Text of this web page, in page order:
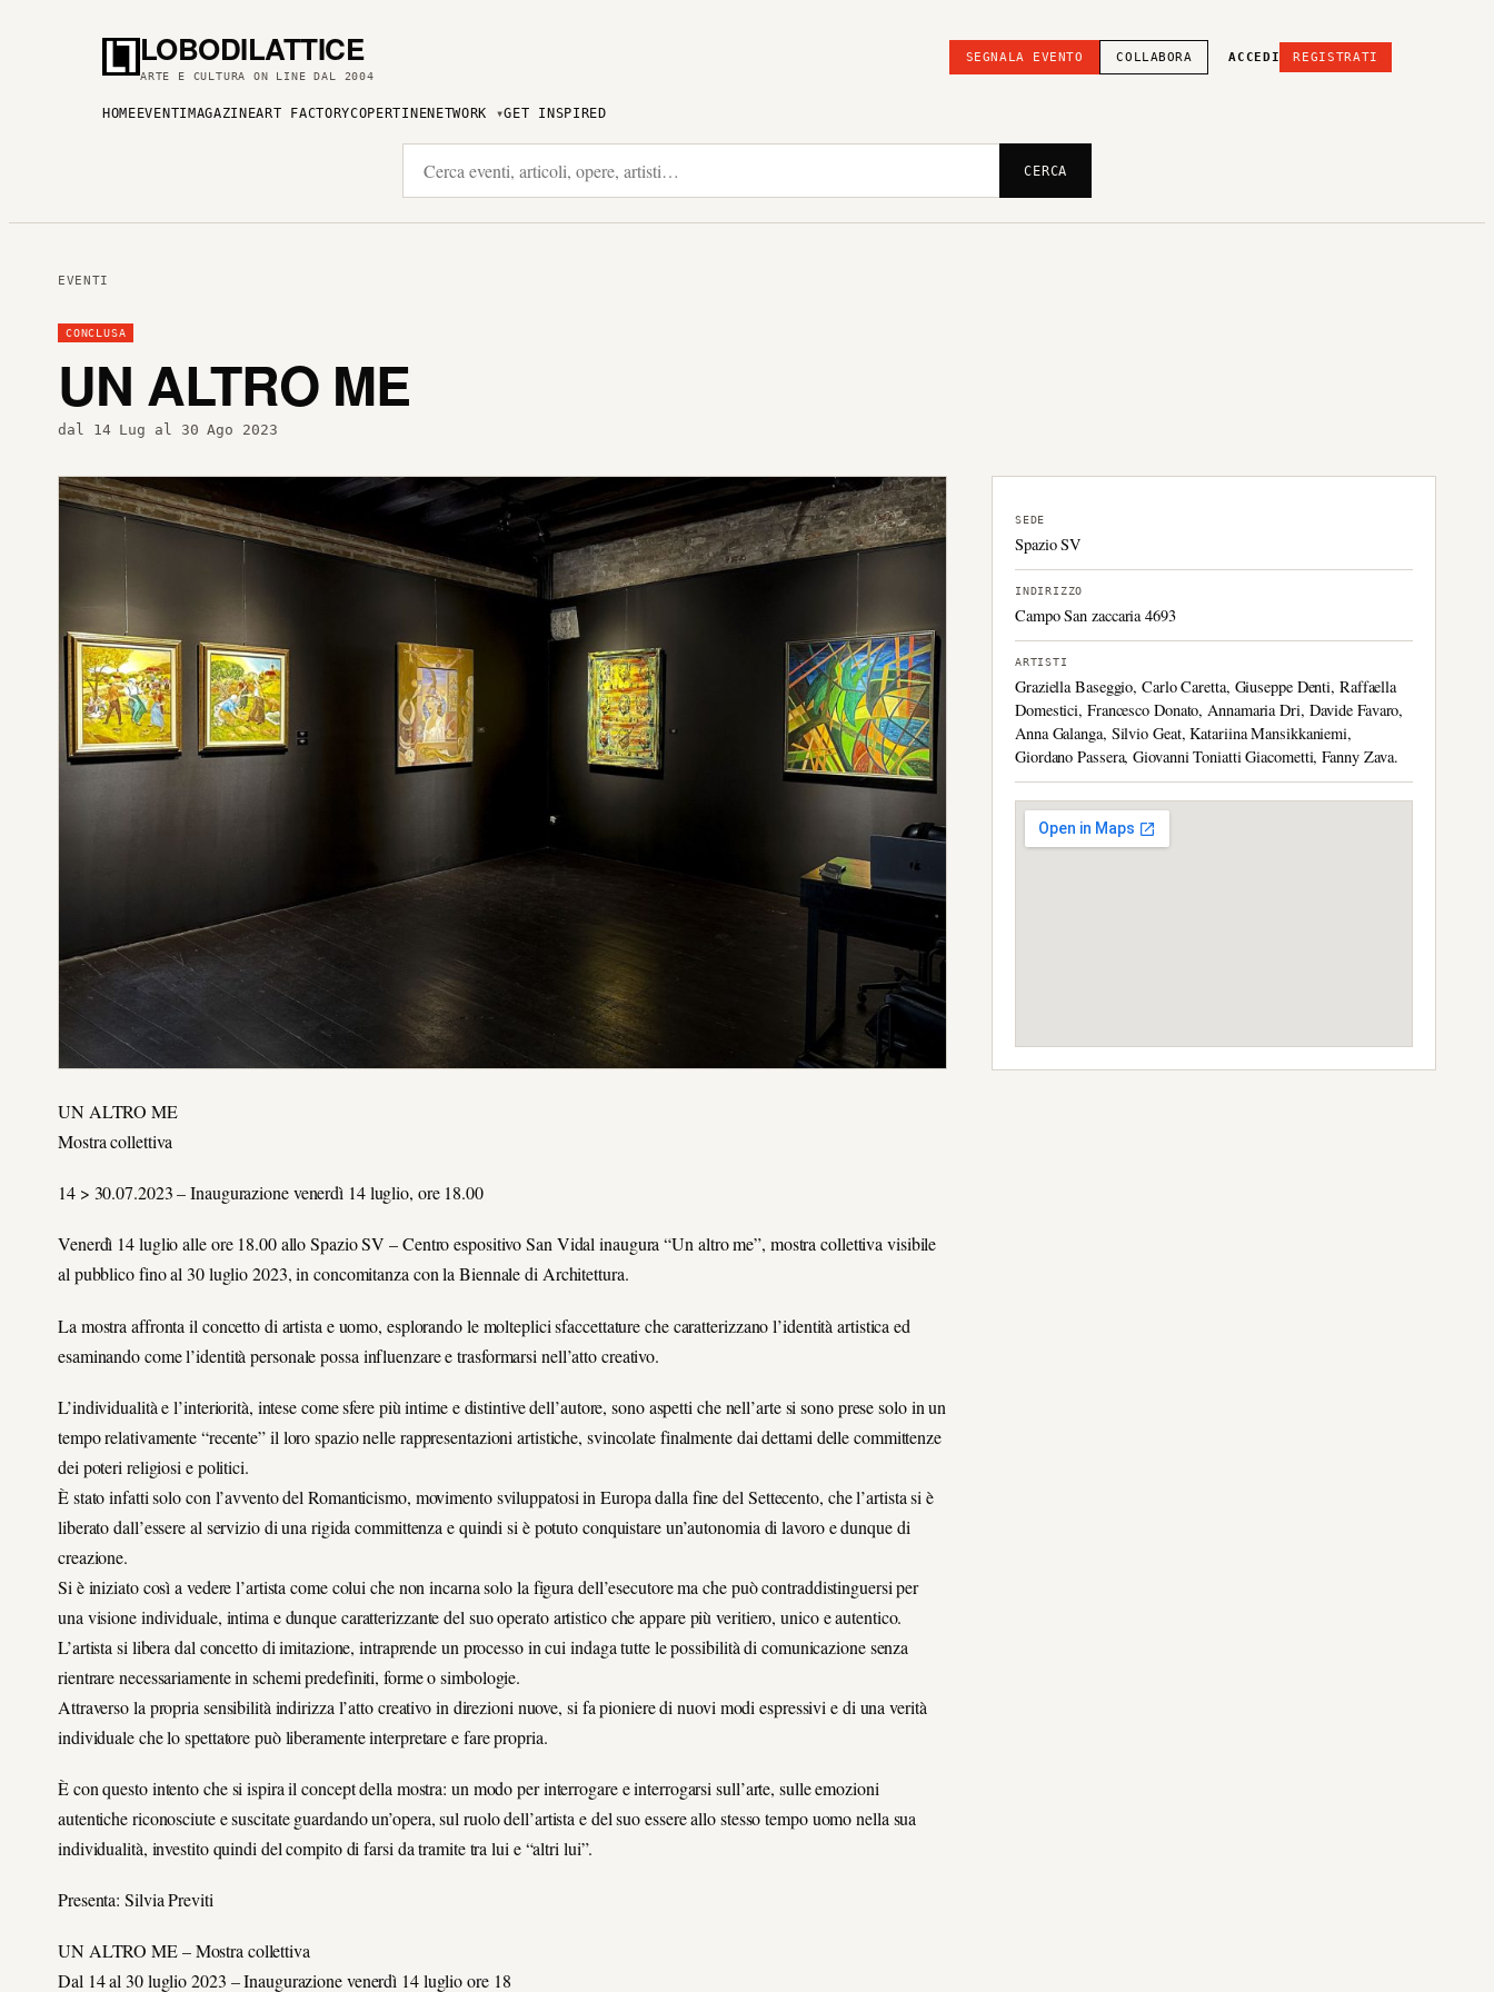
LOBODILATTICE
ARTE E CULTURA ON LINE DAL 2004
SEGNALA EVENTO COLLABORA ACCEDI REGISTRATI
HOME EVENTI MAGAZINEART FACTORYCOPERTINENETWORK GET INSPIRED
CERCA
EVENTI
CONCLUSA
UN ALTRO ME
dal 14 Lug al 30 Ago 2023
UN ALTRO ME
Mostra collettiva
14 > 30.07.2023 – Inaugurazione venerdì 14 luglio, ore 18.00
Venerdì 14 luglio alle ore 18.00 allo Spazio SV – Centro espositivo San Vidal inaugura “Un altro me”, mostra collettiva visibile
al pubblico fino al 30 luglio 2023, in concomitanza con la Biennale di Architettura.
La mostra affronta il concetto di artista e uomo, esplorando le molteplici sfaccettature che caratterizzano l’identità artistica ed
esaminando come l’identità personale possa influenzare e trasformarsi nell’atto creativo.
L’individualità e l’interiorità, intese come sfere più intime e distintive dell’autore, sono aspetti che nell’arte si sono prese solo in un
tempo relativamente “recente” il loro spazio nelle rappresentazioni artistiche, svincolate finalmente dai dettami delle committenze
dei poteri religiosi e politici.
È stato infatti solo con l’avvento del Romanticismo, movimento sviluppatosi in Europa dalla fine del Settecento, che l’artista si è
liberato dall’essere al servizio di una rigida committenza e quindi si è potuto conquistare un’autonomia di lavoro e dunque di
creazione.
Si è iniziato così a vedere l’artista come colui che non incarna solo la figura dell’esecutore ma che può contraddistinguersi per
una visione individuale, intima e dunque caratterizzante del suo operato artistico che appare più veritiero, unico e autentico.
L’artista si libera dal concetto di imitazione, intraprende un processo in cui indaga tutte le possibilità di comunicazione senza
rientrare necessariamente in schemi predefiniti, forme o simbologie.
Attraverso la propria sensibilità indirizza l’atto creativo in direzioni nuove, si fa pioniere di nuovi modi espressivi e di una verità
individuale che lo spettatore può liberamente interpretare e fare propria.
È con questo intento che si ispira il concept della mostra: un modo per interrogare e interrogarsi sull’arte, sulle emozioni
autentiche riconosciute e suscitate guardando un’opera, sul ruolo dell’artista e del suo essere allo stesso tempo uomo nella sua
individualità, investito quindi del compito di farsi da tramite tra lui e “altri lui”.
Presenta: Silvia Previti
UN ALTRO ME – Mostra collettiva
Dal 14 al 30 luglio 2023 – Inaugurazione venerdì 14 luglio ore 18
SEDE
Spazio SV
INDIRIZZO
Campo San zaccaria 4693
ARTISTI
Graziella Baseggio, Carlo Caretta, Giuseppe Denti, Raffaella
Domestici, Francesco Donato, Annamaria Dri, Davide Favaro,
Anna Galanga, Silvio Geat, Katariina Mansikkaniemi,
Giordano Passera, Giovanni Toniatti Giacometti, Fanny Zava.